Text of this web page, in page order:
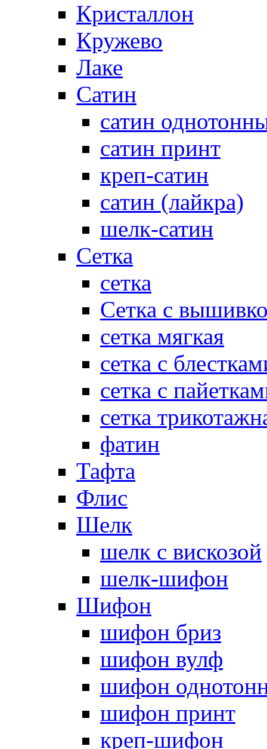
Кристаллон
Кружево
Лаке
Сатин
сатин
сатин принт
креп-сатин
сатин (лайкра)
шелк-сатин
Сетка
сетка
Сетка с
сетка мягкая
сетка с
сетка с
сетка
фатин
Тафта
Флис
Шелк
шелк с вискозой
шелк-шифон
Шифон
шифон бриз
шифон вулф
шифон
шифон принт
креп-шифон